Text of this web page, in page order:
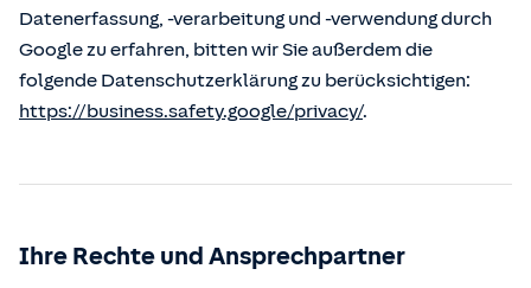
Datenerfassung, -verarbeitung und -verwendung durch
Google zu erfahren, bitten wir Sie außerdem die
folgende Datenschutzerklärung zu berücksichtigen:
https://business.safety.google/privacy/.
Ihre Rechte und Ansprechpartner